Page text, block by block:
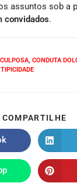
assuntos sob a
convidados.
, CONDUTA
TIPICIDADE
COMPARTILHE